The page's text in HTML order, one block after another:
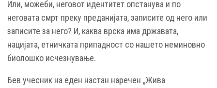
Или, можеби, неговот идентитет опстанува и по
неговата смрт преку преданијата, записите од него или
записите за него? И, каква врска има државата,
нацијата, етничката припадност со нашето неминовно
биолошко исчезнување.
Бев учесник на еден настан наречен „Жива